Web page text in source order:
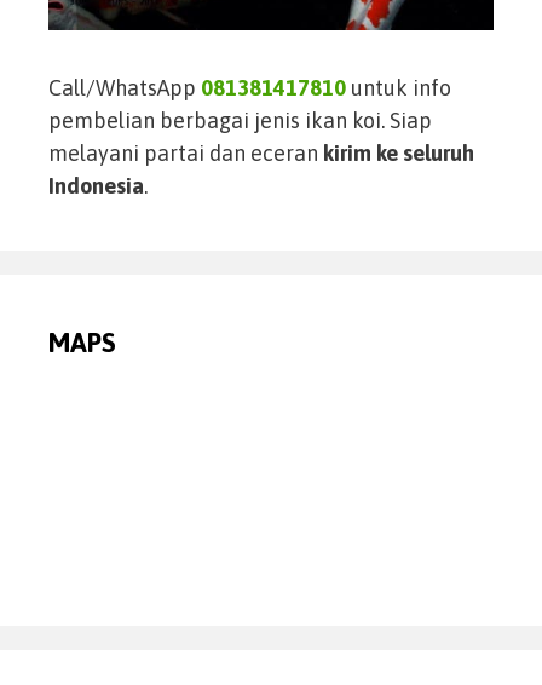
Call/WhatsApp 081381417810 untuk info
pembelian berbagai jenis ikan koi. Siap
melayani partai dan eceran kirim ke seluruh
Indonesia.
MAPS